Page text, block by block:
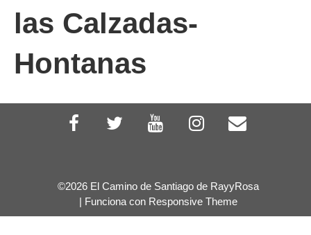
las Calzadas-
Hontanas
©2026 El Camino de Santiago de RayyRosa
| Funciona con Responsive Theme